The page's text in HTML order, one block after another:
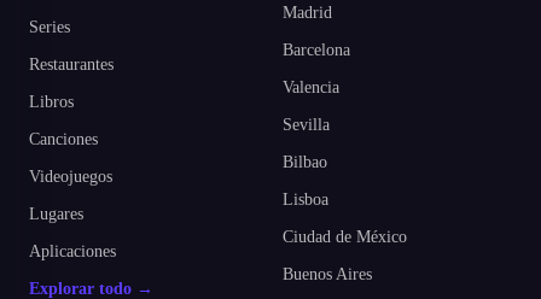
Series
Restaurantes
Libros
Canciones
Videojuegos
Lugares
Aplicaciones
Explorar todo →
Madrid
Barcelona
Valencia
Sevilla
Bilbao
Lisboa
Ciudad de México
Buenos Aires